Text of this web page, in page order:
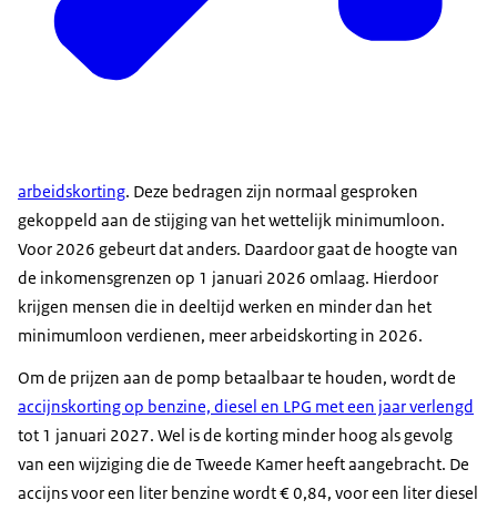
arbeidskorting. Deze bedragen zijn normaal gesproken
gekoppeld aan de stijging van het wettelijk minimumloon.
Voor 2026 gebeurt dat anders. Daardoor gaat de hoogte van
de inkomensgrenzen op 1 januari 2026 omlaag. Hierdoor
krijgen mensen die in deeltijd werken en minder dan het
minimumloon verdienen, meer arbeidskorting in 2026.
Om de prijzen aan de pomp betaalbaar te houden, wordt de
accijnskorting op benzine, diesel en LPG met een jaar verlengd
tot 1 januari 2027. Wel is de korting minder hoog als gevolg
van een wijziging die de Tweede Kamer heeft aangebracht. De
accijns voor een liter benzine wordt € 0,84, voor een liter diesel